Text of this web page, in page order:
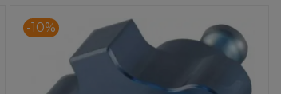
-10%